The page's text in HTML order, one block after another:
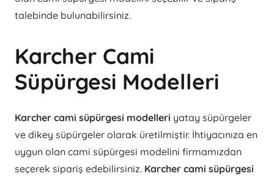
talebinde bulunabilirsiniz.
Karcher Cami
Süpürgesi Modelleri
Karcher cami süpürgesi modelleri yatay süpürgeler
ve dikey süpürgeler olarak üretilmiştir. İhtiyacınıza en
uygun olan cami süpürgesi modelini firmamızdan
seçerek sipariş edebilirsiniz. Karcher cami süpürgesi